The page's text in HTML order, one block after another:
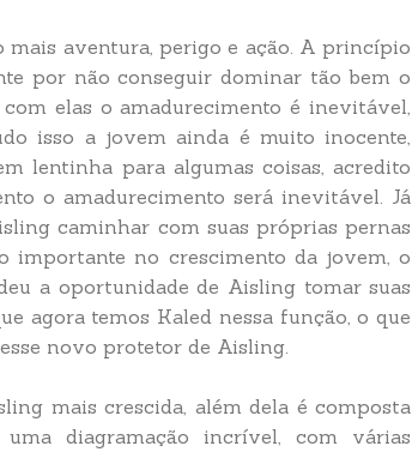
aventura, perigo e ação. A princípio
por não conseguir dominar tão bem o
elas o amadurecimento é inevitável,
isso a jovem ainda é muito inocente,
lentinha para algumas coisas, acredito
o amadurecimento será inevitável. Já
caminhar com suas próprias pernas
importante no crescimento da jovem, o
a oportunidade de Aisling tomar suas
agora temos Kaled nessa função, o que
novo protetor de Aisling.
mais crescida, além dela é composta
diagramação incrível, com várias